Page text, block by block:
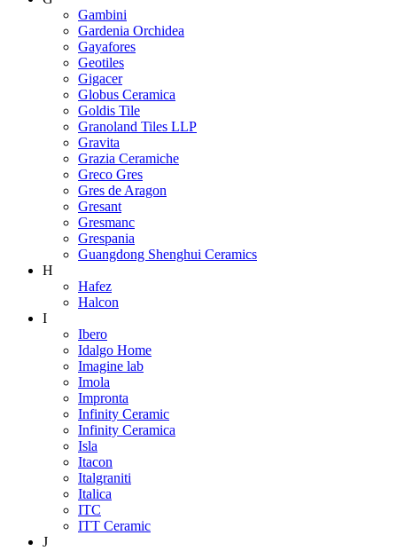
Gambini
Gardenia Orchidea
Gayafores
Geotiles
Gigacer
Globus Ceramica
Goldis Tile
Granoland Tiles LLP
Gravita
Grazia Ceramiche
Greco Gres
Gres de Aragon
Gresant
Gresmanc
Grespania
Guangdong Shenghui Ceramics
H
Hafez
Halcon
I
Ibero
Idalgo Home
Imagine lab
Imola
Impronta
Infinity Ceramic
Infinity Ceramica
Isla
Itacon
Italgraniti
Italica
ITC
ITT Ceramic
J